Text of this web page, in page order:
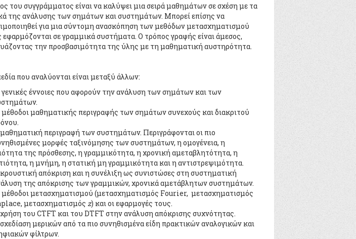
του συγγράμματος είναι να καλύψει μια σειρά μαθημάτων σε σχέση με τα
της ανάλυσης των σημάτων και συστημάτων. Μπορεί επίσης να
για μια σύντομη ανασκόπηση των μεθόδων μετασχηματισμού
σε γραμμικά συστήματα. Ο τρόπος γραφής είναι άμεσος,
την προσβασιμότητα της ύλης με τη μαθηματική αυστηρότητα.
που αναλύονται είναι μεταξύ άλλων:
γενικές έννοιες που αφορούν την ανάλυση των σημάτων και των
μέθοδοι μαθηματικής περιγραφής των σημάτων συνεχούς και διακριτού
περιγραφή των συστημάτων. Περιγράφονται οι πιο
μορφές ταξινόμησης των συστημάτων, η ομογένεια, η
της πρόσθεσης, η γραμμικότητα, η χρονική αμεταβλητότητα, η
η μνήμη, η στατική μη γραμμικότητα και η αντιστρεψιμότητα.
απόκριση και η συνέλιξη ως συνιστώσες στη συστηματική
της απόκρισης των γραμμικών, χρονικά αμετάβλητων συστημάτων.
μέθοδοι μετασχηματισμού (μετασχηματισμός Fourier, μετασχηματισμός
μετασχηματισμός z) και οι εφαρμογές τους.
του CTFT και του DTFT στην ανάλυση απόκρισης συχνότητας.
μερικών από τα πιο συνηθισμένα είδη πρακτικών αναλογικών και
φίλτρων.